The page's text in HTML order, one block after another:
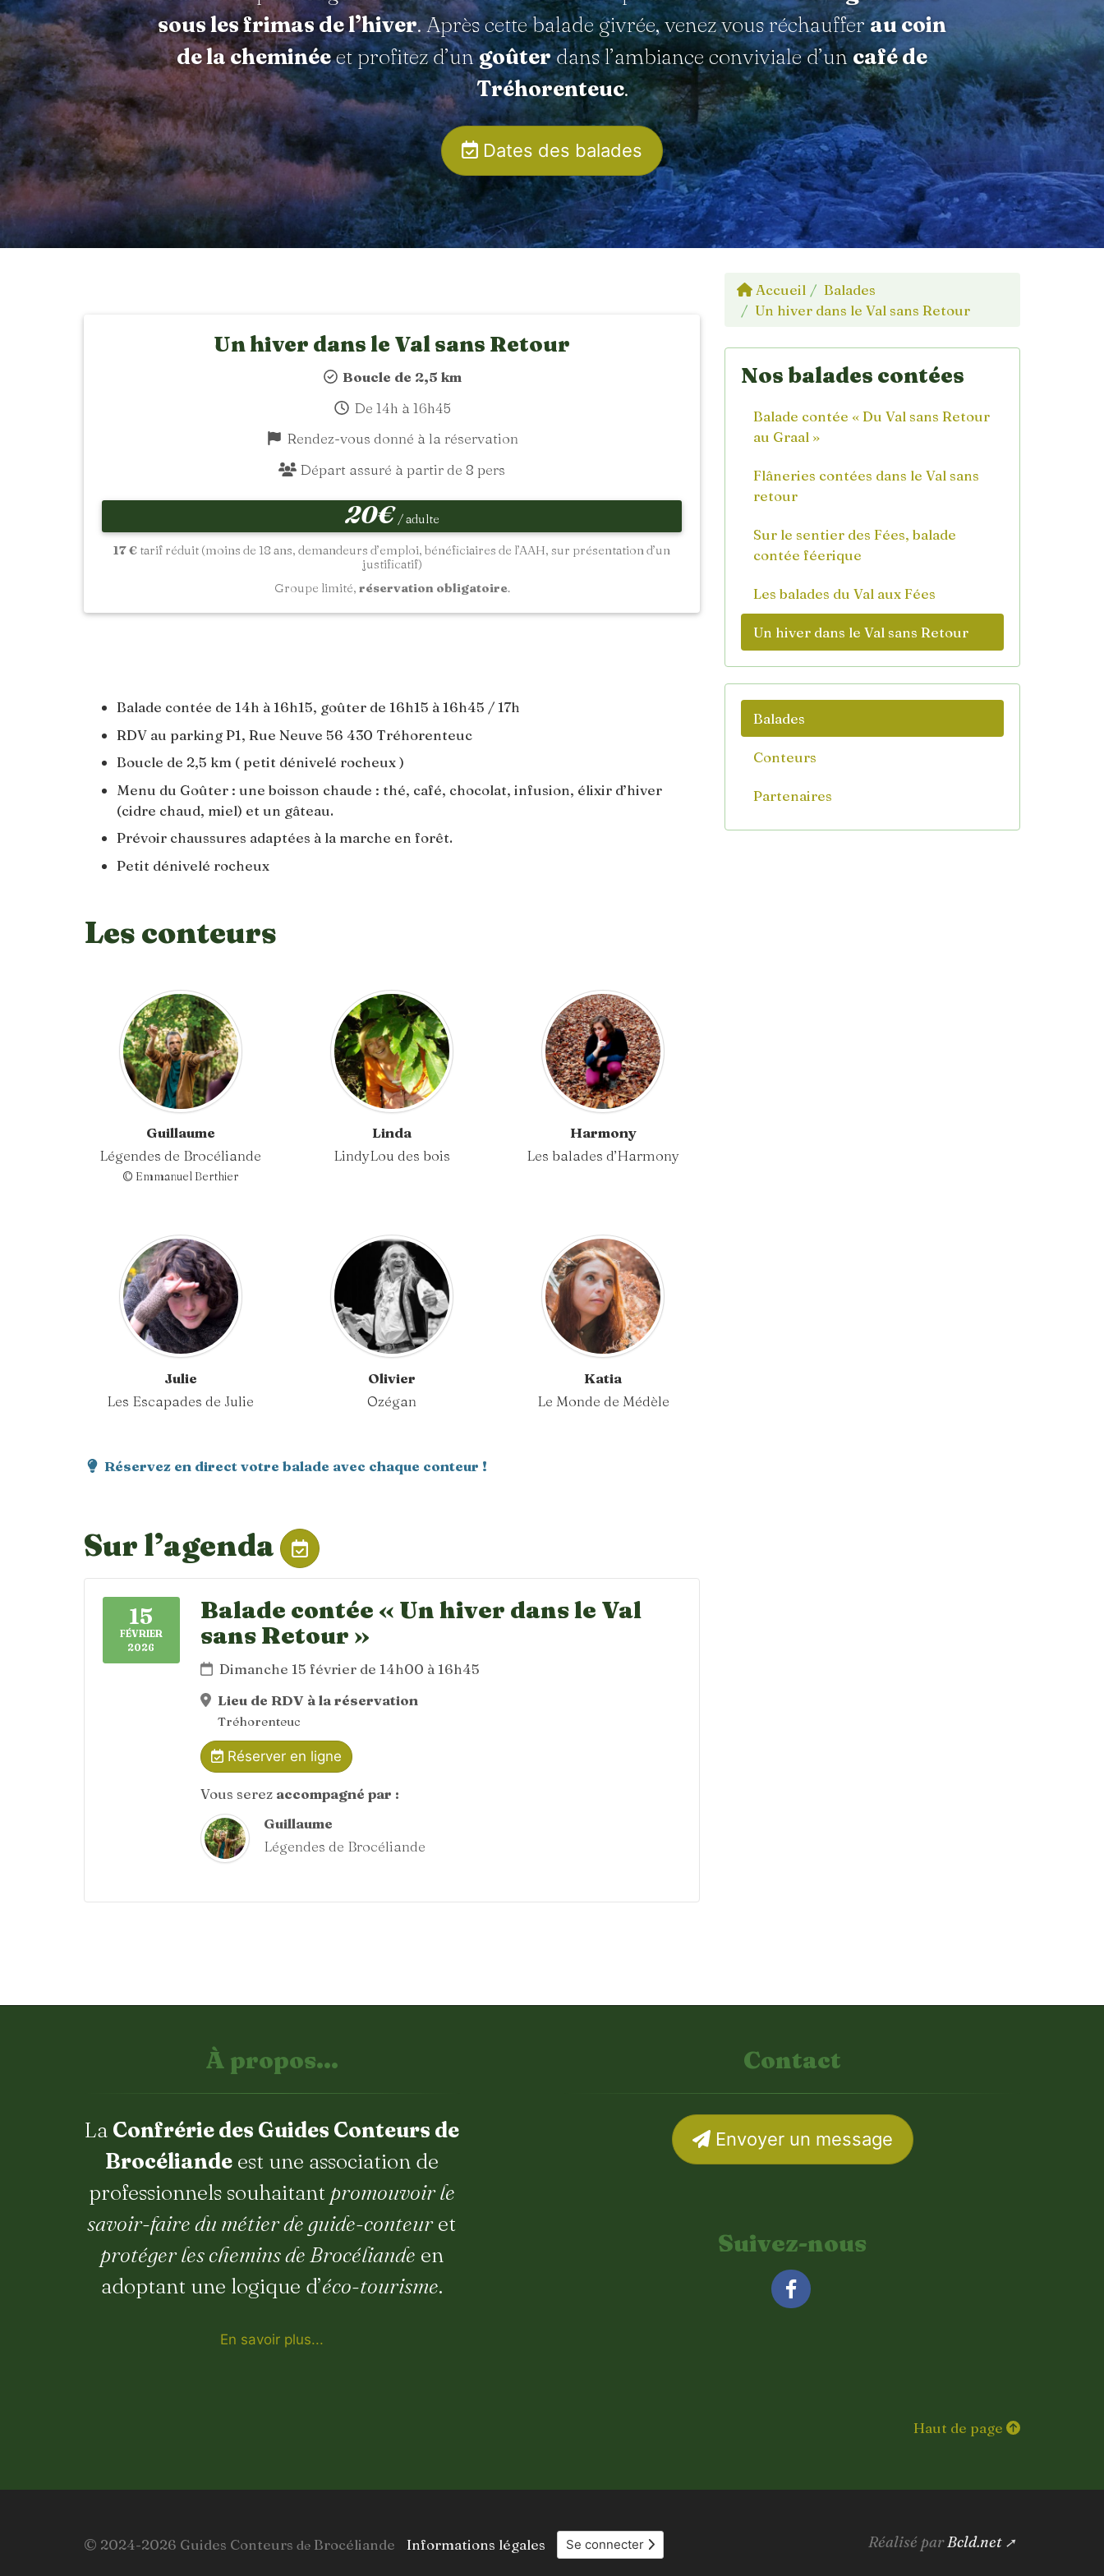
sous les frimas de l’hiver. Après cette balade givrée, venez vous réchaufferau coin
de la cheminéeet profitez d’ungoûterdans l’ambiance conviviale d’uncafé de
Tréhorenteuc.
Dates des balades
Un hiver dans le Val sans Retour
Boucle de 2,5 km
De 14h à 16h45
Rendez-vous donné à la réservation
Départ assuré à partir de 8 pers
20€ / adulte
17 € tarif réduit (moins de 18 ans, demandeurs d’emploi, bénéficiaires de l’AAH, sur présentation d’un
justificatif)
Groupe limité, réservation obligatoire.
Balade contée de 14h à 16h15, goûter de 16h15 à 16h45 / 17h
RDV au parking P1, Rue Neuve 56 430 Tréhorenteuc
Boucle de 2,5 km ( petit dénivelé rocheux )
Menu du Goûter : une boisson chaude : thé, café, chocolat, infusion, élixir d’hiver
(cidre chaud, miel) et un gâteau.
Prévoir chaussures adaptées à la marche en forêt.
Petit dénivelé rocheux
Les conteurs
Guillaume
Légendes de Brocéliande
© Emmanuel Berthier
Linda
LindyLou des bois
Harmony
Les balades d’Harmony
Julie
Les Escapades de Julie
Olivier
Ozégan
Katia
Le Monde de Médèle
Réservez en direct votre balade avec chaque conteur !
Sur l’agenda
15
FÉVRIER
2026
Balade contée « Un hiver dans le Val
sans Retour »
Dimanche 15 février de 14h00 à 16h45
Lieu de RDV à la réservation
Tréhorenteuc
Réserver en ligne
Vous serez accompagné par :
Guillaume
Légendes de Brocéliande
Accueil
Balades
Un hiver dans le Val sans Retour
Nos balades contées
Balade contée « Du Val sans Retour
au Graal »
Flâneries contées dans le Val sans
retour
Sur le sentier des Fées, balade
contée féerique
Les balades du Val aux Fées
Un hiver dans le Val sans Retour
Balades
Conteurs
Partenaires
À propos...
La Confrérie des Guides Conteurs de
Brocéliandeest une association de
professionnels souhaitant promouvoir le
savoir-faire du métier de guide-conteuret
protéger les chemins de Brocéliande en
adoptant une logique d’éco-tourisme.
En savoir plus...
Contact
Envoyer un message
Suivez-nous
Haut de page
© 2024-2026 Guides Conteurs de Brocéliande Informations légales Se connecter Réalisé parBcld.net